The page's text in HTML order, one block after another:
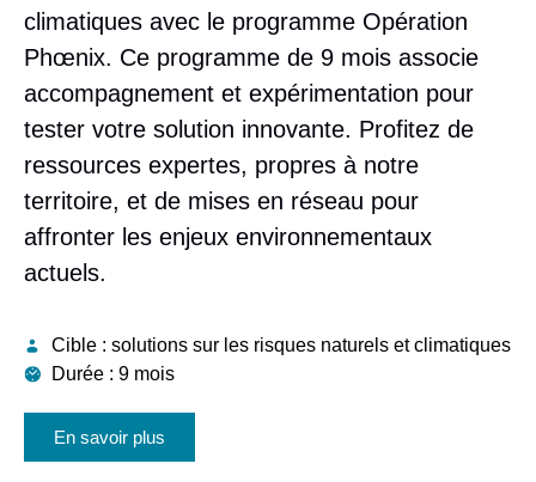
climatiques avec le programme Opération
Phœnix. Ce programme de 9 mois associe
accompagnement et expérimentation pour
tester votre solution innovante. Profitez de
ressources expertes, propres à notre
territoire, et de mises en réseau pour
affronter les enjeux environnementaux
actuels.
Cible : solutions sur les risques naturels et climatiques
Durée : 9 mois
En savoir plus